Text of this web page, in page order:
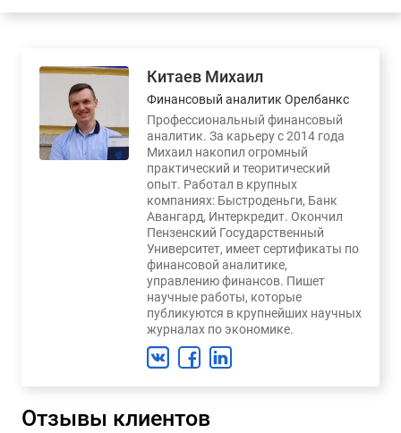
Китаев Михаил
Финансовый аналитик Орелбанкс
Профессиональный финансовый
аналитик. За карьеру с 2014 года
Михаил накопил огромный
практический и теоритический
опыт. Работал в крупных
компаниях: Быстроденьги, Банк
Авангард, Интеркредит. Окончил
Пензенский Государственный
Университет, имеет сертификаты по
финансовой аналитике,
управлению финансов. Пишет
научные работы, которые
публикуются в крупнейших научных
журналах по экономике.
Отзывы клиентов